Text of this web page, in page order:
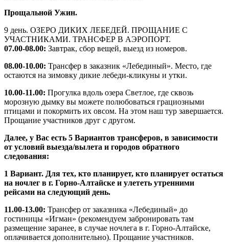
Прощальной Ужин.
9 день. ОЗЕРО ДИКИХ ЛЕБЕДЕЙ. ПРОЩАНИЕ С
УЧАСТНИКАМИ. ТРАНСФЕР В АЭРОПОРТ.
07.00-08.00: Завтрак, сбор вещей, выезд из номеров.
08.00-10.00: Трансфер в заказник «Лебединый». Место, где
остаются на зимовку дикие лебеди-кликуны и утки.
10.00-11.00: Прогулка вдоль озера Светлое, где сквозь
морозную дымку вы можете полюбоваться грациозными
птицами и покормить их овсом. На этом наш тур завершается.
Прощание участников друг с другом.
Далее, у Вас есть 5 Вариантов трансферов, в зависимости
от условий выезда/вылета и городов обратного
следования:
1 Вариант. Для тех, кто планирует, кто планирует остаться
на ночлег в г. Горно-Алтайске и улететь утренними
рейсами на следующий день.
11.00-13.00: Трансфер от заказника «Лебединый» до
гостиницы «Игман» (рекомендуем забронировать там
размещение заранее, в случае ночлега в г. Горно-Алтайске,
оплачивается дополнительно). Прощание участников.